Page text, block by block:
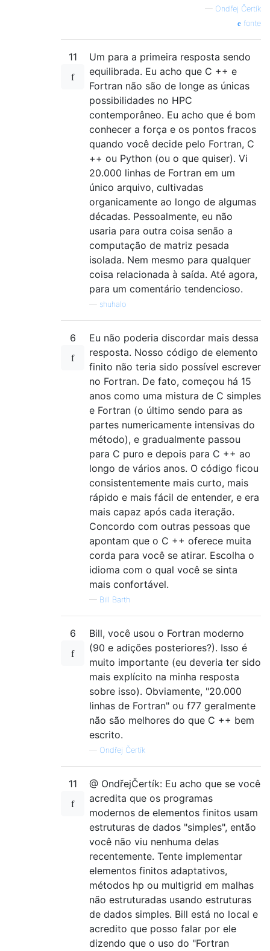
— Ondřej Čertík
fonte
11
Um para a primeira resposta sendo
equilibrada. Eu acho que C ++ e
Fortran não são de longe as únicas
possibilidades no HPC
contemporâneo. Eu acho que é bom
conhecer a força e os pontos fracos
quando você decide pelo Fortran, C
++ ou Python (ou o que quiser). Vi
20.000 linhas de Fortran em um
único arquivo, cultivadas
organicamente ao longo de algumas
décadas. Pessoalmente, eu não
usaria para outra coisa senão a
computação de matriz pesada
isolada. Nem mesmo para qualquer
coisa relacionada à saída. Até agora,
para um comentário tendencioso.
shuhalo
6
Eu não poderia discordar mais dessa
resposta. Nosso código de elemento
finito não teria sido possível escrever
no Fortran. De fato, começou há 15
anos como uma mistura de C simples
e Fortran (o último sendo para as
partes numericamente intensivas do
método), e gradualmente passou
para C puro e depois para C ++ ao
longo de vários anos. O código ficou
consistentemente mais curto, mais
rápido e mais fácil de entender, e era
mais capaz após cada iteração.
Concordo com outras pessoas que
apontam que o C ++ oferece muita
corda para você se atirar. Escolha o
idioma com o qual você se sinta
mais confortável.
— Bill Barth
6
Bill, você usou o Fortran moderno
(90 e adições posteriores?). Isso é
muito importante (eu deveria ter sido
mais explícito na minha resposta
sobre isso). Obviamente, "20.000
linhas de Fortran" ou f77 geralmente
não são melhores do que C ++ bem
escrito.
— Ondřej Čertík
11
@ OndřejČertík: Eu acho que se você
acredita que os programas
modernos de elementos finitos usam
estruturas de dados "simples", então
você não viu nenhuma delas
recentemente. Tente implementar
elementos finitos adaptativos,
métodos hp ou multigrid em malhas
não estruturadas usando estruturas
de dados simples. Bill está no local e
acredito que posso falar por ele
dizendo que o uso do "Fortran